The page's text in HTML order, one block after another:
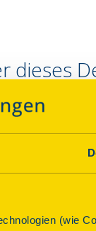
(wie
dieses
mit
den Künstler